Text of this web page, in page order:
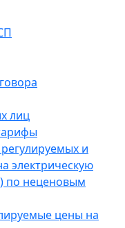
лиц
и
электрическую
по неценовым
цены на